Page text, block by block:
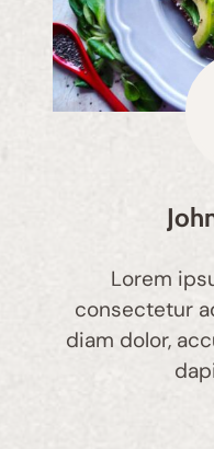
Lorem
consectetur
diam dolor,